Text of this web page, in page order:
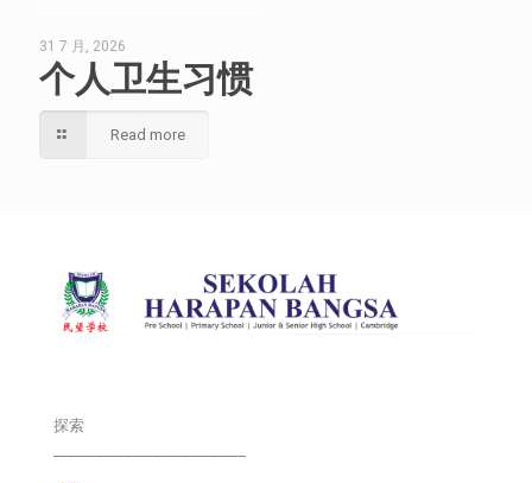
31 7 月, 2026
个人卫生习惯
Read more
探索